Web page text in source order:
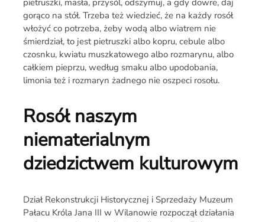
pietruszki, masła, przysól, odszymuj, a gdy dowre, daj
gorąco na stół. Trzeba też wiedzieć, że na każdy rosół
włożyć co potrzeba, żeby wodą albo wiatrem nie
śmierdział, to jest pietruszki albo kopru, cebule albo
czosnku, kwiatu muszkatowego albo rozmarynu, albo
całkiem pieprzu, według smaku albo upodobania,
limonia też i rozmaryn żadnego nie oszpeci rosołu.
Rosół naszym
niematerialnym
dziedzictwem kulturowym
Dział Rekonstrukcji Historycznej i Sprzedaży Muzeum
Pałacu Króla Jana III w Wilanowie rozpoczął działania